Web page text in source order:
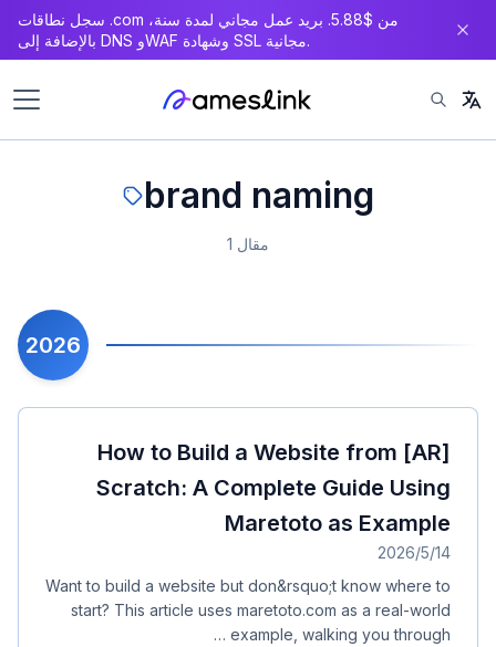
سجل نطاقات .com من $5.88. بريد عمل مجاني لمدة سنة،
بالإضافة إلى DNS وWAF وشهادة SSL مجانية.
brand naming
1 مقال
2026
[AR] How to Build a Website from
Scratch: A Complete Guide Using
Maretoto as Example
14‏/5‏/2026
Want to build a website but don&rsquo;t know where to
start? This article uses maretoto.com as a real-world
example, walking you through …